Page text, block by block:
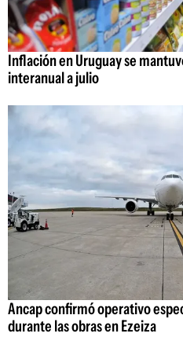
Inflación en Uruguay se
interanual a julio
Ancap confirmó operativo
durante las obras en Ezeiza